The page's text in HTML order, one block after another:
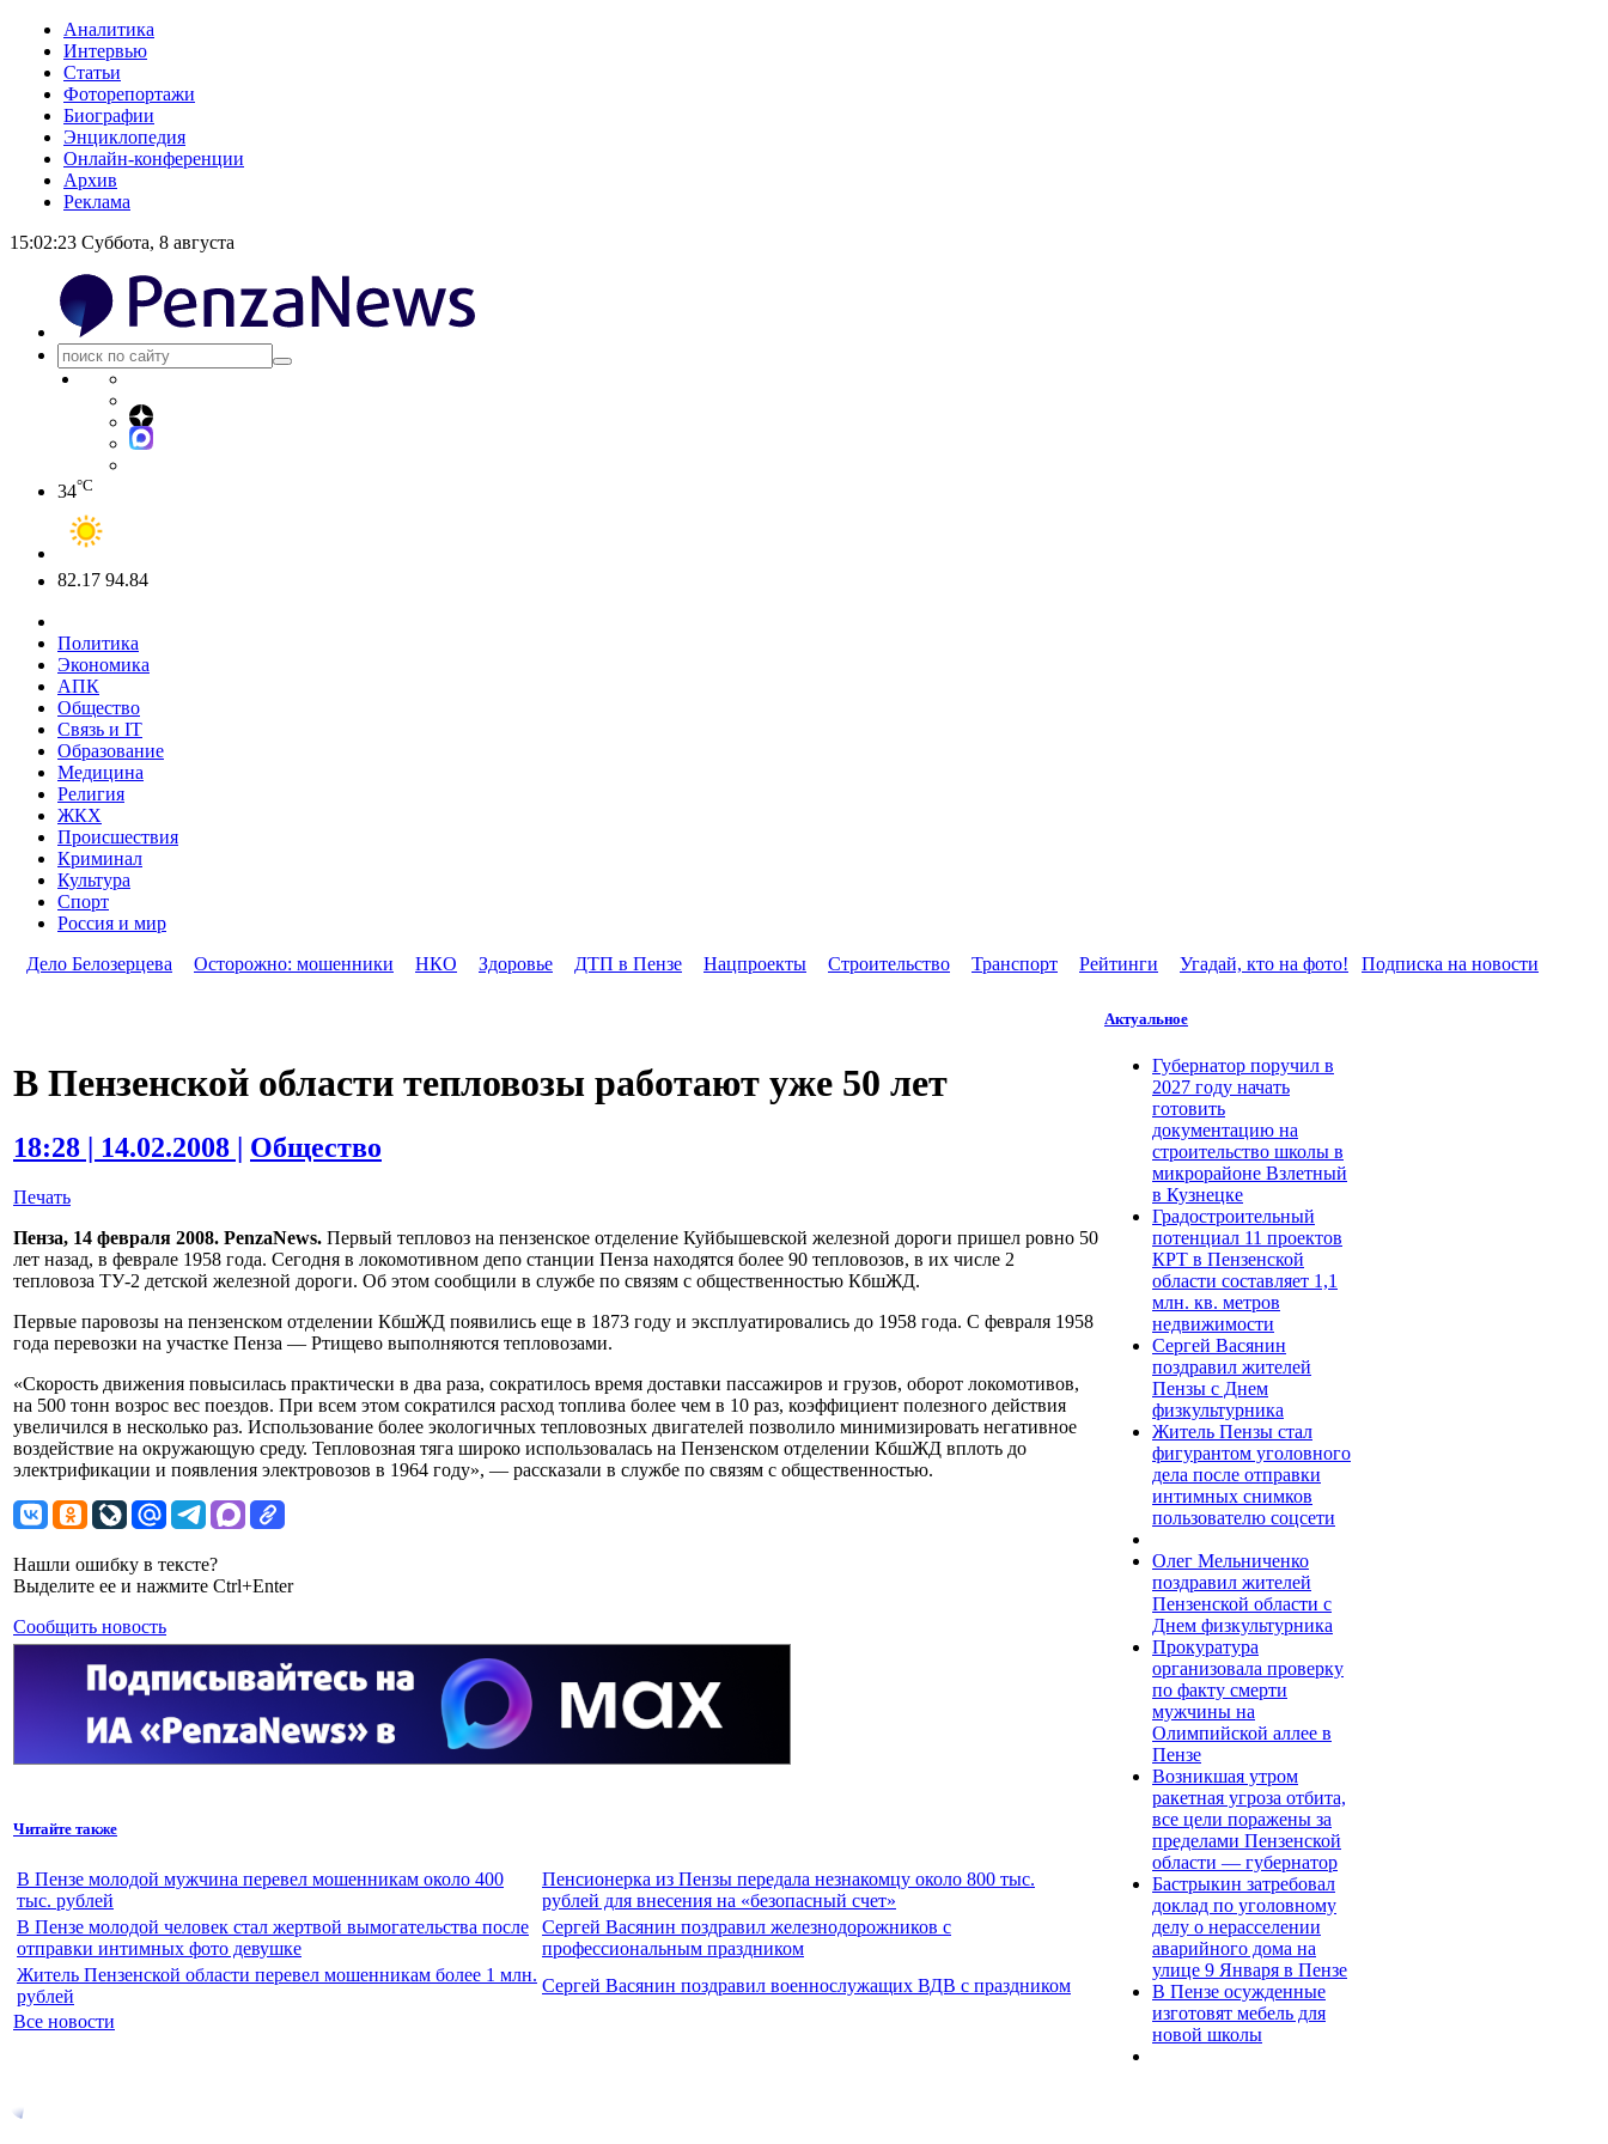
Аналитика
Интервью
Статьи
Фоторепортажи
Биографии
Энциклопедия
Онлайн-конференции
Архив
Реклама
15:02:23 Суббота, 8 августа
34°C
82.17 94.84
Политика
Экономика
АПК
Общество
Связь и IT
Образование
Медицина
Религия
ЖКХ
Происшествия
Криминал
Культура
Спорт
Россия и мир
Дело Белозерцева
Осторожно: мошенники НКО Здоровье ДТП в Пензе Нацпроекты Строительство Транспорт Рейтинги Угадай, кто на фото! Подписка на новости
В Пензенской области тепловозы работают уже 50 лет
18:28 | 14.02.2008 | Общество
Печать
Пенза, 14 февраля 2008. PenzaNews. Первый тепловоз на пензенское отделение Куйбышевской железной дороги пришел ровно 50
лет назад, в феврале 1958 года. Сегодня в локомотивном депо станции Пенза находятся более 90 тепловозов, в их числе 2
тепловоза ТУ-2 детской железной дороги. Об этом сообщили в службе по связям с общественностью КбшЖД.
Первые паровозы на пензенском отделении КбшЖД появились еще в 1873 году и эксплуатировались до 1958 года. С февраля 1958
года перевозки на участке Пенза — Ртищево выполняются тепловозами.
«Скорость движения повысилась практически в два раза, сократилось время доставки пассажиров и грузов, оборот локомотивов,
на 500 тонн возрос вес поездов. При всем этом сократился расход топлива более чем в 10 раз, коэффициент полезного действия
увеличился в несколько раз. Использование более экологичных тепловозных двигателей позволило минимизировать негативное
воздействие на окружающую среду. Тепловозная тяга широко использовалась на Пензенском отделении КбшЖД вплоть до
электрификации и появления электровозов в 1964 году», — рассказали в службе по связям с общественностью.
Нашли ошибку в тексте?
Выделите ее и нажмите Ctrl+Enter
Сообщить новость
Читайте также
В Пензе молодой мужчина перевел мошенникам около 400
тыс. рублей
Пенсионерка из Пензы передала незнакомцу около 800 тыс.
рублей для внесения на «безопасный счет»
В Пензе молодой человек стал жертвой вымогательства после
отправки интимных фото девушке
Сергей Васянин поздравил железнодорожников с
профессиональным праздником
Житель Пензенской области перевел мошенникам более 1 млн.
рублей
Сергей Васянин поздравил военнослужащих ВДВ с праздником
Все новости
Актуальное
Губернатор поручил в
2027 году начать
готовить
документацию на
строительство школы в
микрорайоне Взлетный
в Кузнецке
Градостроительный
потенциал 11 проектов
КРТ в Пензенской
области составляет 1,1
млн. кв. метров
недвижимости
Сергей Васянин
поздравил жителей
Пензы с Днем
физкультурника
Житель Пензы стал
фигурантом уголовного
дела после отправки
интимных снимков
пользователю соцсети
Олег Мельниченко
поздравил жителей
Пензенской области с
Днем физкультурника
Прокуратура
организовала проверку
по факту смерти
мужчины на
Олимпийской аллее в
Пензе
Возникшая утром
ракетная угроза отбита,
все цели поражены за
пределами Пензенской
области — губернатор
Бастрыкин затребовал
доклад по уголовному
делу о нерасселении
аварийного дома на
улице 9 Января в Пензе
В Пензе осужденные
изготовят мебель для
новой школы